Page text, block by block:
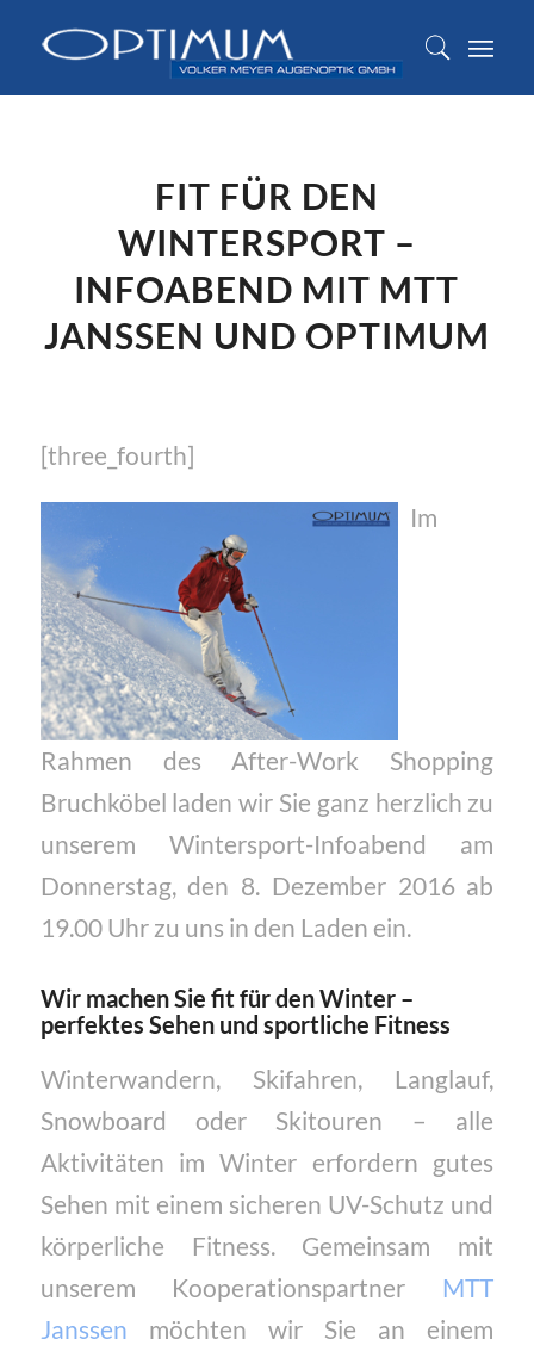
FIT FÜR DEN
WINTERSPORT –
INFOABEND MIT MTT
JANSSEN UND OPTIMUM
[three_fourth]
Im
Rahmen des After-Work Shopping
Bruchköbel laden wir Sie ganz herzlich zu
unserem Wintersport-Infoabend am
Donnerstag, den 8. Dezember 2016 ab
19.00 Uhr zu uns in den Laden ein.
Wir machen Sie fit für den Winter –
perfektes Sehen und sportliche Fitness
Winterwandern, Skifahren, Langlauf,
Snowboard oder Skitouren – alle
Aktivitäten im Winter erfordern gutes
Sehen mit einem sicheren UV-Schutz und
körperliche Fitness. Gemeinsam mit
unserem Kooperationspartner MTT
Janssen möchten wir Sie an einem